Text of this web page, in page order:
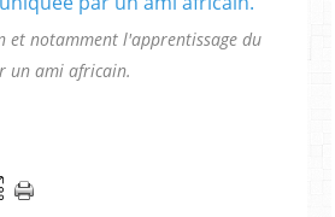
notamment l'apprentissage du
un ami africain.